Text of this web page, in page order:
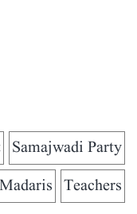
Samajwadi Party
Teachers
Madaris